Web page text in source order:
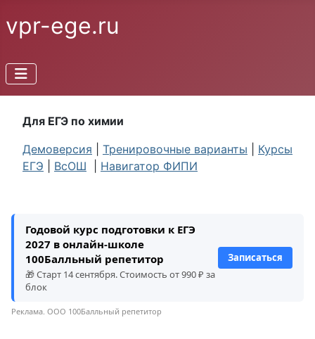
vpr-ege.ru
Для ЕГЭ по химии
Демоверсия
Тренировочные варианты
Курсы
ЕГЭ
ВсОШ Навигатор ФИПИ
Годовой курс подготовки к ЕГЭ
2027 в онлайн-школе
100Балльный репетитор
🎁 Старт 14 сентября. Стоимость от 990 ₽ за
блок
Записаться
Реклама. ООО 100Балльный репетитор